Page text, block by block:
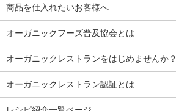
商品を仕入れたいお客様へ
オーガニックフーズ普及協会とは
オーガニックレストランをはじめませんか？
オーガニックレストラン認証とは